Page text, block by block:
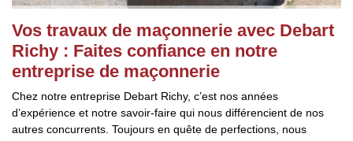
Vos travaux de maçonnerie avec Debart
Richy : Faites confiance en notre
entreprise de maçonnerie
Chez notre entreprise Debart Richy, c’est nos années
d’expérience et notre savoir-faire qui nous différencient de nos
autres concurrents. Toujours en quête de perfections, nous